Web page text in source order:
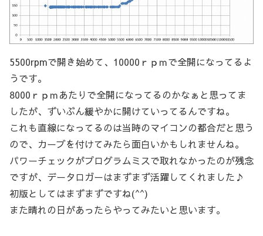
5500rpmで開き始めて、10000ｒｐｍで全開になってるよ
うです。
8000ｒｐｍあたりで全開になってるのかなぁと思ってま
したが、ずいぶん緩やかに開けていってるんですね。
これも直線になってるのは当時のマイコンの都合だと思う
ので、カーブを付けてみたら面白いかもしれませんね。
パワーチェックがプログラムミスで取れなかったのが残念
ですが、データロガーはまずまず活躍してくれました♪
初版としてはまずまずですね(^^)
また晴れの日があったらやってみたいと思います。